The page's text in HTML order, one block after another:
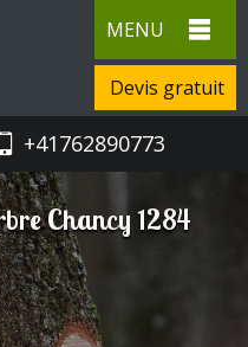
MENU
Devis gratuit
+41762890773
Chancy 1284